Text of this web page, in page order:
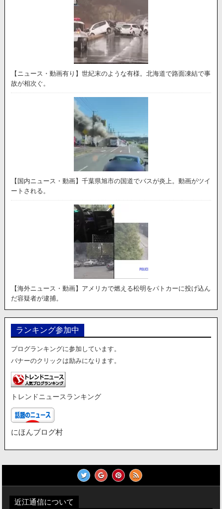
【ニュース・動画有り】世紀末のような有様。北海道で路面凍結で事
故が相次ぐ。
【国内ニュース・動画】千葉県旭市の国道でバスが炎上。動画がツイ
ートされる。
【海外ニュース・動画】アメリカで燃える松明をパトカーに投げ込ん
だ容疑者が逮捕。
ランキング参加中
ブログランキングに参加しています。
バナーのクリックは励みになります。
トレンドニュースランキング
にほんブログ村
近江通信について